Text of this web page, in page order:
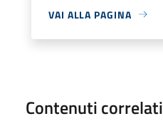
VAI ALLA PAGINA
Contenuti correlati